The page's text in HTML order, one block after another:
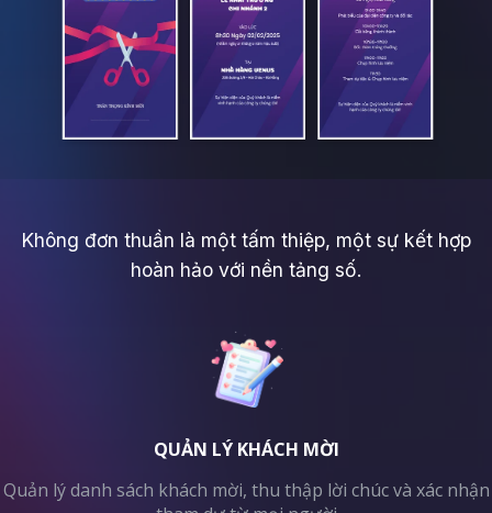
Không đơn thuần là một tấm thiệp, một sự kết hợp
hoàn hảo với nền tảng số.
QUẢN LÝ KHÁCH MỜI
Quản lý danh sách khách mời, thu thập lời chúc và xác nhận